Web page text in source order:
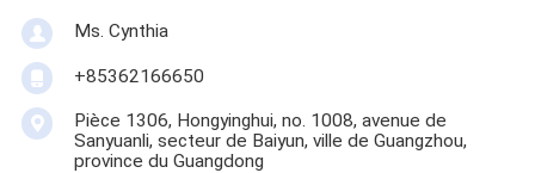
Ms. Cynthia
‪+85362166650‬
Pièce 1306, Hongyinghui, no. 1008, avenue de
Sanyuanli, secteur de Baiyun, ville de Guangzhou,
province du Guangdong